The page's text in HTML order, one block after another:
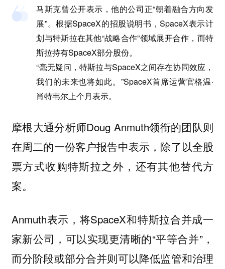
马斯克曾公开表示，他的公司正“朝着融合方向发
展”。根据SpaceX的招股说明书，SpaceX表示计
划与特斯拉在其他“战略合作”领域展开合作，而特
斯拉持有SpaceX部分股份。
“毫无疑问，特斯拉与SpaceX之间存在协同效应，
我们的未来也将如此。”SpaceX首席运营官格温·
肖特韦尔上个月表示。
摩根大通分析师Doug Anmuth领衔的团队则
在周二的一份客户报告中表示，除了以全股
票方式收购特斯拉之外，还有其他替代方
案。
Anmuth表示，将SpaceX和特斯拉合并成一
家新公司，可以实现更清晰的“平等合并”，
而分阶段或部分合并则可以降低监管和治理